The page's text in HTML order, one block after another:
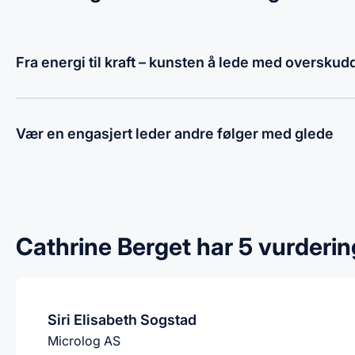
Fra energi til kraft – kunsten å lede med
Vær en engasjert leder andre følger med glede
Cathrine Berget har 5
Siri Elisabeth Sogstad
Microlog AS